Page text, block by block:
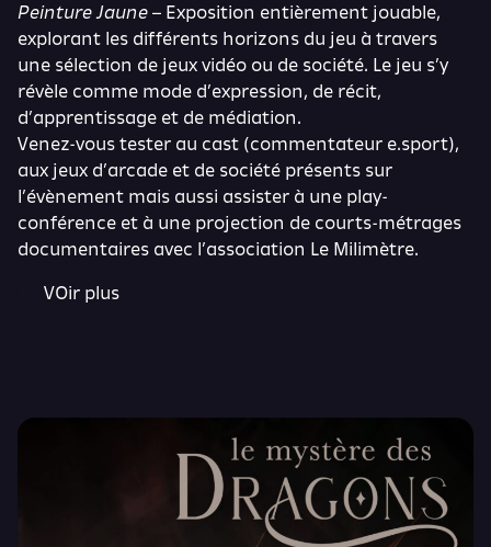
Peinture Jaune – Exposition entièrement jouable,
explorant les différents horizons du jeu à travers
une sélection de jeux vidéo ou de société. Le jeu s’y
révèle comme mode d’expression, de récit,
d’apprentissage et de médiation.
Venez-vous tester au cast (commentateur e.sport),
aux jeux d’arcade et de société présents sur
l’évènement mais aussi assister à une play-
conférence et à une projection de courts-métrages
documentaires avec l’association Le Milimètre.
VOir plus